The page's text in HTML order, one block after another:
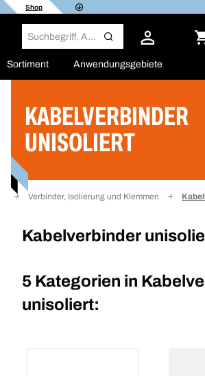
Shop
Sortiment Anwendungsgebiete
KABELVERBINDER
UNISOLIERT
Verbinder, Isolierung und Klemmen
Kabelverbinder
5 Kategorien in
unisoliert:
Filter